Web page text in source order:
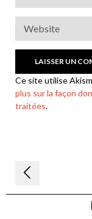
Ce site utilise
plus sur la façon
traitées.
Navigation
de